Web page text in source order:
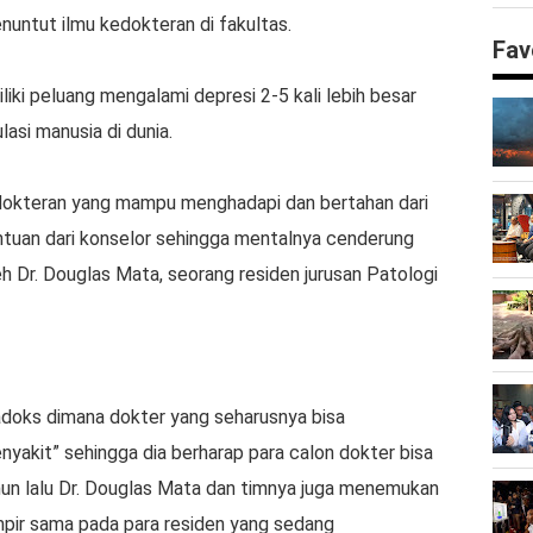
ilmu kedokteran di fakultas.
peluang mengalami depresi 2-5 kali lebih besar
manusia di dunia.
yang mampu menghadapi dan bertahan dari
dari konselor sehingga mentalnya cenderung
Dr. Douglas Mata, seorang residen jurusan Patologi
dimana dokter yang seharusnya bisa
sehingga dia berharap para calon dokter bisa
lalu Dr. Douglas Mata dan timnya juga menemukan
sama pada para residen yang sedang